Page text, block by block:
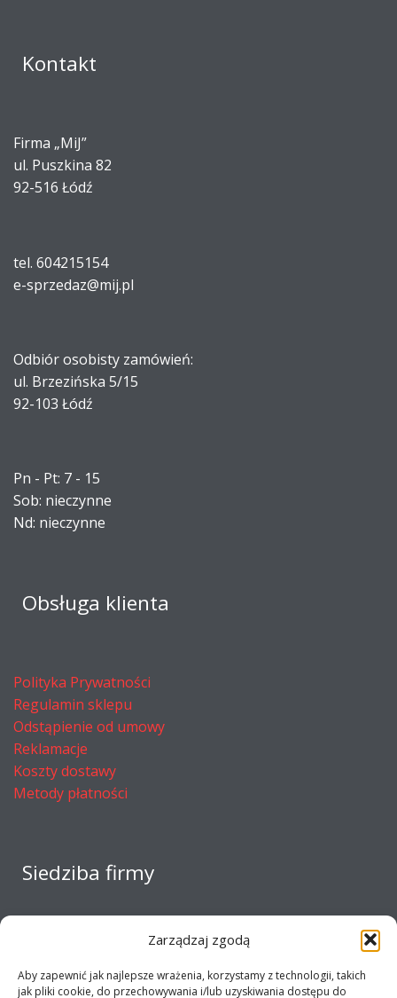
Zarządzaj zgodą
Aby zapewnić jak najlepsze wrażenia, korzystamy z technologii, takich
jak pliki cookie, do przechowywania i/lub uzyskiwania dostępu do
Kontakt
Firma „MiJ”
ul. Puszkina 82
92-516 Łódź
tel. 604215154
e-sprzedaz@mij.pl
Odbiór osobisty zamówień:
ul. Brzezińska 5/15
92-103 Łódź
Pn - Pt: 7 - 15
Sob: nieczynne
Nd: nieczynne
Obsługa klienta
Polityka Prywatności
Regulamin sklepu
Odstąpienie od umowy
Reklamacje
Koszty dostawy
Metody płatności
Siedziba firmy